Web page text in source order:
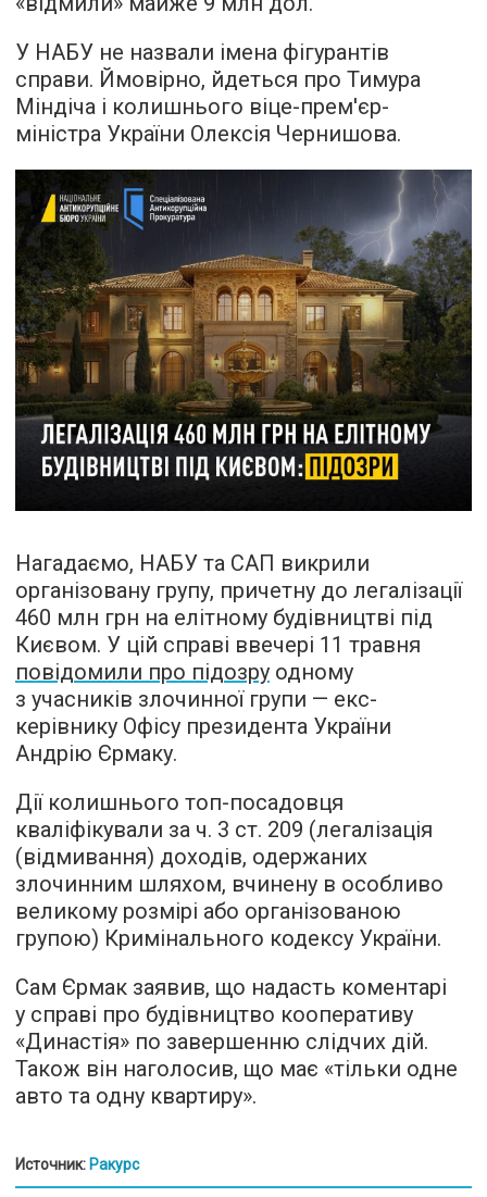
У НАБУ не назвали імена фігурантів
справи. Ймовірно, йдеться про Тимура
Міндіча і колишнього віце-прем'єр-
міністра України Олексія Чернишова.
Нагадаємо, НАБУ та САП викрили
організовану групу, причетну до легалізації
460 млн грн на елітному будівництві під
Києвом. У цій справі ввечері 11 травня
повідомили про підозру одному
з учасників злочинної групи — екс-
керівнику Офісу президента України
Андрію Єрмаку.
Дії колишнього топ-посадовця
кваліфікували за ч. 3 ст. 209 (легалізація
(відмивання) доходів, одержаних
злочинним шляхом, вчинену в особливо
великому розмірі або організованою
групою) Кримінального кодексу України.
Сам Єрмак заявив, що надасть коментарі
у справі про будівництво кооперативу
«Династія» по завершенню слідчих дій.
Також він наголосив, що має «тільки одне
авто та одну квартиру».
Источник: Ракурс